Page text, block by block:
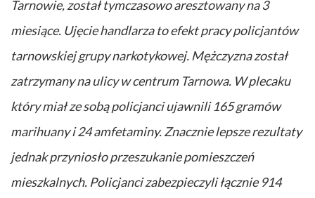
Tarnowie, został tymczasowo aresztowany na 3
miesiące. Ujęcie handlarza to efekt pracy policjantów
tarnowskiej grupy narkotykowej. Mężczyzna został
zatrzymany na ulicy w centrum Tarnowa. W plecaku
który miał ze sobą policjanci ujawnili 165 gramów
marihuany i 24 amfetaminy. Znacznie lepsze rezultaty
jednak przyniosło przeszukanie pomieszczeń
mieszkalnych. Policjanci zabezpieczyli łącznie 914